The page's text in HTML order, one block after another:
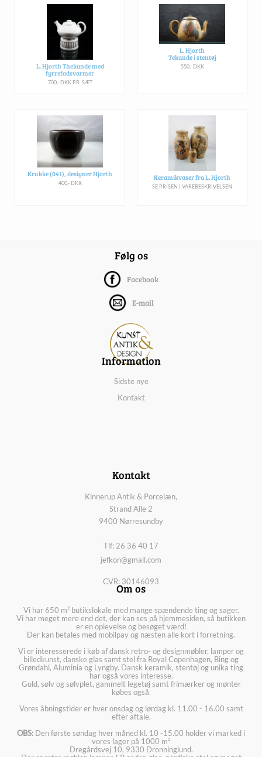
L. Hjorth Thekande med
fyrrefadsvarmer
700,- DKK PR. SÆT
L. Hjorth
Tekande i stentøj
550,- DKK
Krukke (041), designer Hjorth
400,- DKK
Keramikvaser fra L. Hjorth
SE PRISEN I VAREBESKRIVELSEN
Følg os
Facebook
E-mail
Information
Sidste nye
Kontakt
Kontakt
Kinnerup Antik & Porcelæn,
Strand Alle 2
9400 Nørresundby
Tlf: 26 36 40 17
jefkon@gmail.com
CVR: 30146093
Om os
Vi har 650 m² butikslokale med mange spændende ting og sager.
Vi har meget mere end det, der kan ses på hjemmesiden, så butikken
er en oplevelse og besøget værd!
Der kan betales med mobilpay og næsten alle kort i forretning.
Vi er interesserede i køb af dansk retro- og designmøbler, lamper og
billedkunst, danske glas samt stel fra Royal Copenhagen, Bing og
Grøndahl, Aluminia og Lyngby. Dansk keramik, stentøj og unika ting
har også vores interesse.
Guld, sølv og sølvplet, gammelt legetøj samt frimærker og mønter
købes også.
Vores åbningstider er hver onsdag og lørdag kl. 11.00 - 16.00 samt
efter aftale.
OBS: Den første søndag hver måned kl. 10 -15.00 holder vi marked i
vores lager på 1000 m²
Dregårdsvej 10, 9330 Dronninglund.